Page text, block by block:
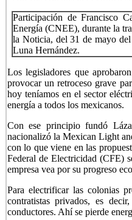
Participación de Francisco
Energía (CNEE), durante la
la Noticia, del 31 de mayo
Luna Hernández.
Los legisladores que
provocar un retroceso grave
hoy teníamos en el sector
energía a todos los mexicanos.
Con ese principio fundó
nacionalizó la Mexican Light
con lo que viene en las
Federal de Electricidad (CFE)
empresa vea por su progreso
Para electrificar las colonias
contratistas privados, es
conductores. Ahí se pierde